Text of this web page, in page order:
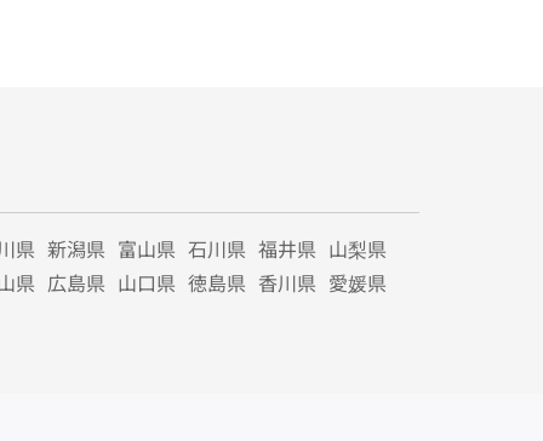
県 新潟県 富山県 石川県 福井県 山梨県
県 広島県 山口県 徳島県 香川県 愛媛県